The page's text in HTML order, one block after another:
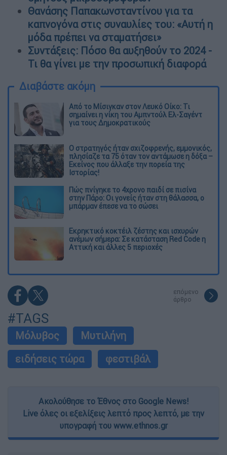
Θανάσης Παπακωνσταντίνου για τα
καπνογόνα στις συναυλίες του: «Αυτή η
μόδα πρέπει να σταματήσει»
Συντάξεις: Πόσο θα αυξηθούν το 2024 -
Τι θα γίνει με την προσωπική διαφορά
Διαβάστε ακόμη
Από το Μίσιγκαν στον Λευκό Οίκο: Τι
σημαίνει η νίκη του Αμπντούλ Ελ-Σαγέντ
για τους Δημοκρατικούς
O στρατηγός ήταν σχιζοφρενής, εμμονικός,
πλησίαζε τα 75 όταν τον αντάμωσε η δόξα –
Εκείνος που άλλαξε την πορεία της
Ιστορίας!
Πώς πνίγηκε το 4χρονο παιδί σε πισίνα
στην Πάρο: Οι γονείς ήταν στη θάλασσα, ο
μπάρμαν έπεσε να το σώσει
Εκρηκτικό κοκτέιλ ζέστης και ισχυρών
ανέμων σήμερα: Σε κατάσταση Red Code η
Αττική και άλλες 5 περιοχές
επόμενο
άρθρο
#TAGS
Μόλυβος
Μυτιλήνη
ειδήσεις τώρα
φεστιβάλ
Ακολούθησε το Έθνος στο Google News!
Live όλες οι εξελίξεις λεπτό προς λεπτό, με την
υπογραφή του www.ethnos.gr